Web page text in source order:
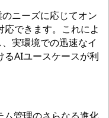
ニーズに応じてオン
できます。これによ
実環境での迅速なイ
るAIユースケースが利